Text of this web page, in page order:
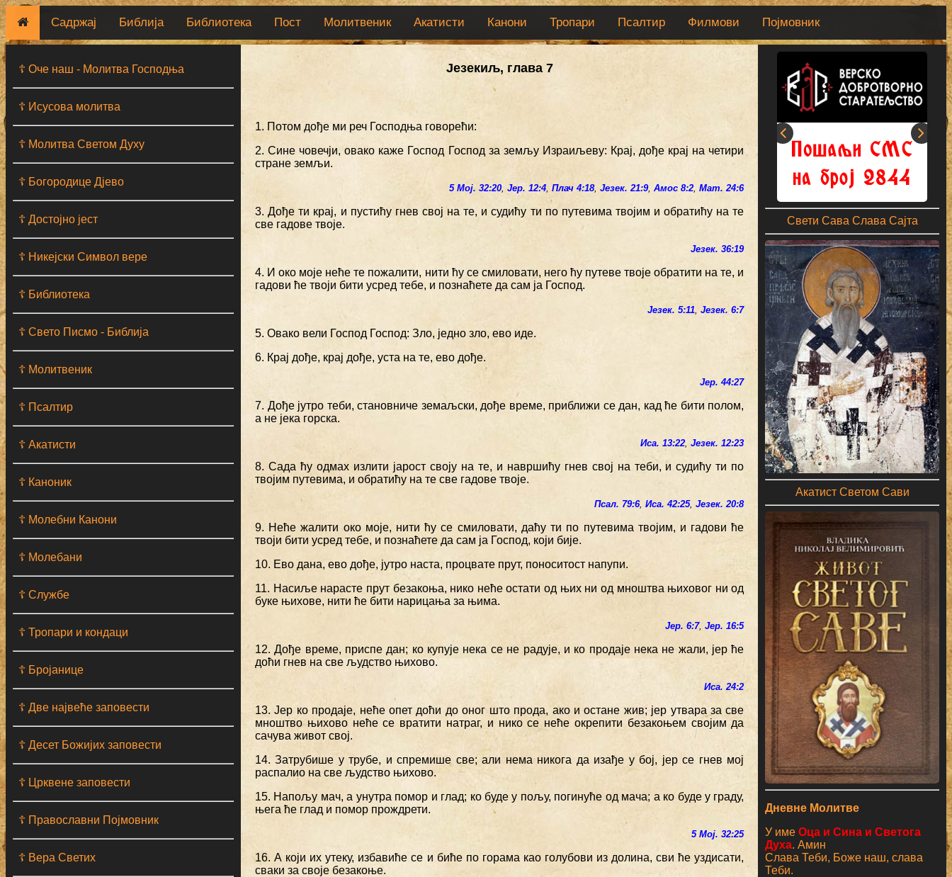
Садржај Библија Библиотека Пост Молитвеник Акатисти Канони Тропари Псалтир Филмови Појмовник
☦ Оче наш - Moлитва Господња
☦ Исусова молитва
☦ Молитва Светом Духу
☦ Богородице Дјево
☦ Достојно јест
☦ Никејски Символ вере
☦ Библиотека
☦ Свето Писмо - Библија
☦ Молитвеник
☦ Псалтир
☦ Акатисти
☦ Каноник
☦ Молебни Канони
☦ Молебани
☦ Службе
☦ Тропари и кондаци
☦ Бројанице
☦ Две највеће заповести
☦ Десет Божијих заповести
☦ Црквене заповести
☦ Православни Појмовник
☦ Вера Светих
Језекиљ, глава 7
1. Потом дође ми реч Господња говорећи:
2. Сине човечји, овако каже Господ Господ за земљу Израиљеву: Крај, дође крај на четири
стране земљи.
5 Мој. 32:20,Јер. 12:4,Плач 4:18,Језек. 21:9,Амос 8:2,Мат. 24:6
3. Дође ти крај, и пустићу гнев свој на те, и судићу ти по путевима твојим и обратићу на те
све гадове твоје.
Језек. 36:19
4. И око моје неће те пожалити, нити ћу се смиловати, него ћу путеве твоје обратити на те, и
гадови ће твоји бити усред тебе, и познаћете да сам ја Господ.
Језек. 5:11,Језек. 6:7
5. Овако вели Господ Господ: Зло, једно зло, ево иде.
6. Крај дође, крај дође, уста на те, ево дође.
Јер. 44:27
7. Дође јутро теби, становниче земаљски, дође време, приближи се дан, кад ће бити полом,
а не јека горска.
Иса. 13:22,Језек. 12:23
8. Сада ћу одмах излити јарост своју на те, и навршићу гнев свој на теби, и судићу ти по
твојим путевима, и обратићу на те све гадове твоје.
Псал. 79:6,Иса. 42:25,Језек. 20:8
9. Неће жалити око моје, нити ћу се смиловати, даћу ти по путевима твојим, и гадови ће
твоји бити усред тебе, и познаћете да сам ја Господ, који бије.
10. Ево дана, ево дође, јутро наста, процвате прут, поноситост напупи.
11. Насиље нарасте прут безакоња, нико неће остати од њих ни од мноштва њиховог ни од
буке њихове, нити ће бити нарицања за њима.
Јер. 6:7,Јер. 16:5
12. Дође време, приспе дан; ко купује нека се не радује, и ко продаје нека не жали, јер ће
доћи гнев на све људство њихово.
Иса. 24:2
13. Јер ко продаје, неће опет доћи до оног што прода, ако и остане жив; јер утвара за све
мноштво њихово неће се вратити натраг, и нико се неће окрепити безакоњем својим да
сачува живот свој.
14. Затрубише у трубе, и спремише све; али нема никога да изађе у бој, јер се гнев мој
распалио на све људство њихово.
15. Напољу мач, а унутра помор и глад; ко буде у пољу, погинуће од мача; а ко буде у граду,
њега ће глад и помор прождрети.
5 Мој. 32:25
16. А који их утеку, избавиће се и биће по горама као голубови из долина, сви ће уздисати,
сваки за своје безакоње.
Свети Сава Слава Сајта
Акатист Светом Сави
Дневне Молитве
У имеОца и Сина и Светога
Духа. Амин
Слава Теби, Боже наш, слава
Теби.